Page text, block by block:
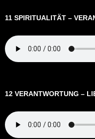
11 SPIRITUALITÄT –
12 VERANTWORTUNG –